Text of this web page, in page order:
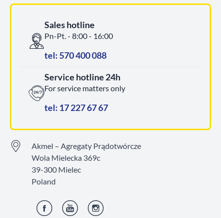
Sales hotline
Pn-Pt. - 8:00 - 16:00
tel: 570 400 088
Service hotline 24h
For service matters only
tel: 17 227 67 67
Akmel – Agregaty Prądotwórcze
Wola Mielecka 369c
39-300 Mielec
Poland